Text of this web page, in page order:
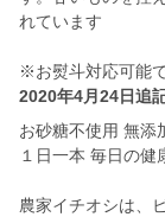
れています
※お熨斗対応可能
2020年4月24日追
お砂糖不使用 無添
１日一本 毎日の健
農家イチオシは、